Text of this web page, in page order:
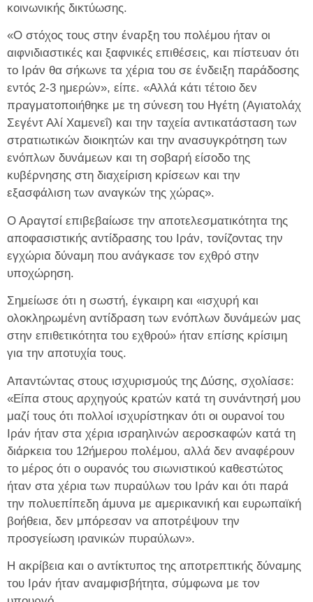
κοινωνικής δικτύωσης.
«Ο στόχος τους στην έναρξη του πολέμου ήταν οι
αιφνιδιαστικές και ξαφνικές επιθέσεις, και πίστευαν ότι
το Ιράν θα σήκωνε τα χέρια του σε ένδειξη παράδοσης
εντός 2-3 ημερών», είπε. «Αλλά κάτι τέτοιο δεν
πραγματοποιήθηκε με τη σύνεση του Ηγέτη (Αγιατολάχ
Σεγέντ Αλί Χαμενεΐ) και την ταχεία αντικατάσταση των
στρατιωτικών διοικητών και την ανασυγκρότηση των
ενόπλων δυνάμεων και τη σοβαρή είσοδο της
κυβέρνησης στη διαχείριση κρίσεων και την
εξασφάλιση των αναγκών της χώρας».
Ο Αραγτσί επιβεβαίωσε την αποτελεσματικότητα της
αποφασιστικής αντίδρασης του Ιράν, τονίζοντας την
εγχώρια δύναμη που ανάγκασε τον εχθρό στην
υποχώρηση.
Σημείωσε ότι η σωστή, έγκαιρη και «ισχυρή και
ολοκληρωμένη αντίδραση των ενόπλων δυνάμεών μας
στην επιθετικότητα του εχθρού» ήταν επίσης κρίσιμη
για την αποτυχία τους.
Απαντώντας στους ισχυρισμούς της Δύσης, σχολίασε:
«Είπα στους αρχηγούς κρατών κατά τη συνάντησή μου
μαζί τους ότι πολλοί ισχυρίστηκαν ότι οι ουρανοί του
Ιράν ήταν στα χέρια ισραηλινών αεροσκαφών κατά τη
διάρκεια του 12ήμερου πολέμου, αλλά δεν αναφέρουν
το μέρος ότι ο ουρανός του σιωνιστικού καθεστώτος
ήταν στα χέρια των πυραύλων του Ιράν και ότι παρά
την πολυεπίπεδη άμυνα με αμερικανική και ευρωπαϊκή
βοήθεια, δεν μπόρεσαν να αποτρέψουν την
προσγείωση ιρανικών πυραύλων».
Η ακρίβεια και ο αντίκτυπος της αποτρεπτικής δύναμης
του Ιράν ήταν αναμφισβήτητα, σύμφωνα με τον